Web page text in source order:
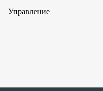
Управление